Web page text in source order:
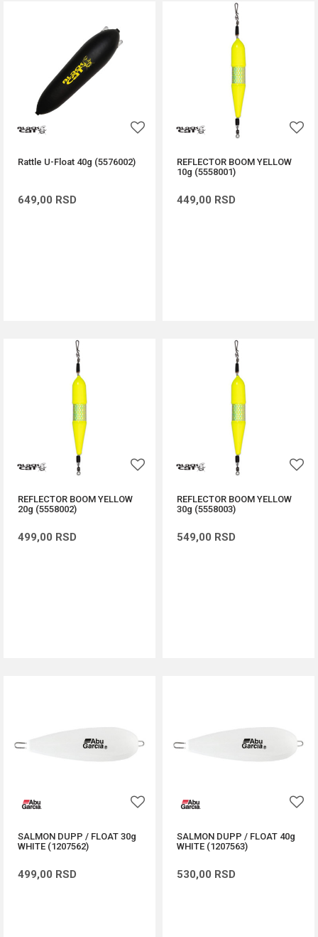
Rattle U-Float 40g (5576002)
649,00 RSD
REFLECTOR BOOM YELLOW
10g (5558001)
449,00 RSD
REFLECTOR BOOM YELLOW
20g (5558002)
499,00 RSD
REFLECTOR BOOM YELLOW
30g (5558003)
549,00 RSD
SALMON DUPP / FLOAT 30g
WHITE (1207562)
499,00 RSD
SALMON DUPP / FLOAT 40g
WHITE (1207563)
530,00 RSD